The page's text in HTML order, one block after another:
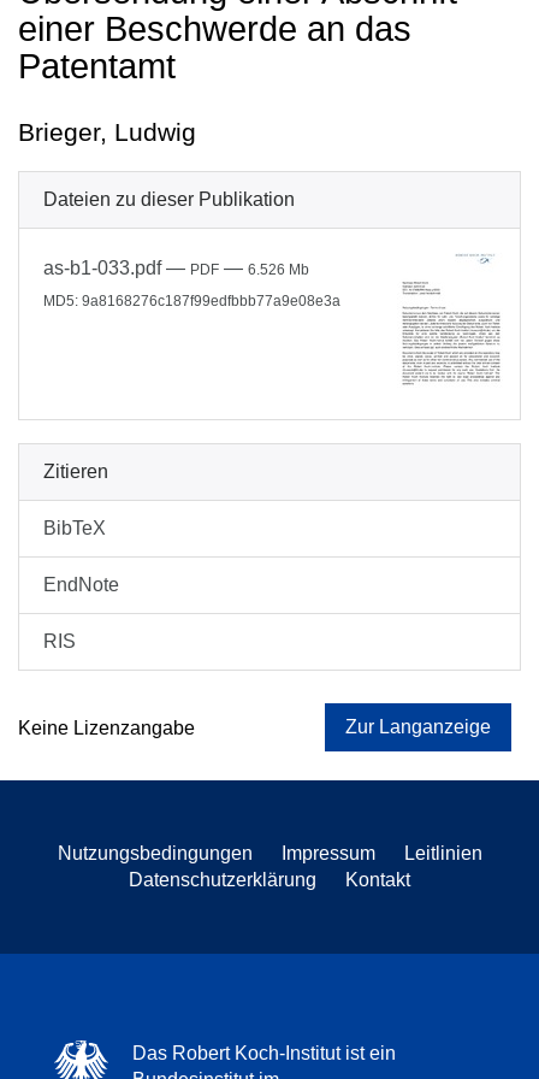
einer Beschwerde an das
Patentamt
Brieger, Ludwig
Dateien zu dieser Publikation
as-b1-033.pdf— PDF — 6.526 Mb
MD5: 9a8168276c187f99edfbbb77a9e08e3a
Zitieren
BibTeX
EndNote
RIS
Keine Lizenzangabe Zur Langanzeige
Nutzungsbedingungen Impressum
Leitlinien
Datenschutzerklärung
Kontakt
Das Robert Koch-Institut ist ein